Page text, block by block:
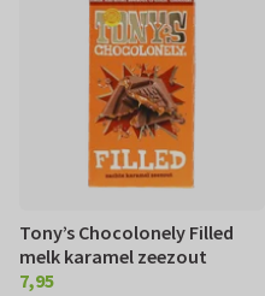
Tony’s Chocolonely Filled
melk karamel zeezout
€ 7,95
7,95